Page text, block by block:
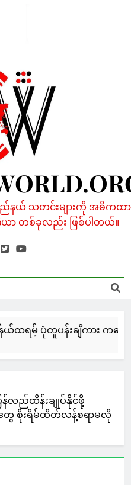
ြည်နယ် သတင်းများကို အဓိကထာ
ယာ တစ်ခုလည်း ဖြစ်ပါတယ်။
ယ်ထရမ့် ပုံတူပန်းချီကား ကနေဒါ
လည်ထိန်းချုပ်နိုင်ဖို့
တွေ စိုးရိမ်ထိတ်လန့်စရာမလို